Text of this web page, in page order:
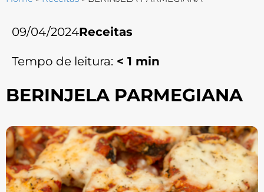
09/04/2024Receitas
Tempo de leitura: < 1 min
BERINJELA PARMEGIANA